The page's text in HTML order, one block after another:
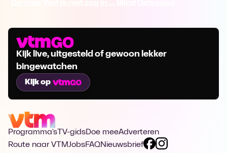
Kijk live, uitgesteld of gewoon lekker
bingewatchen
Kijk op
Programma's TV-gidsDoe meeAdverteren
Route naar VTMJobsFAQNieuwsbrief